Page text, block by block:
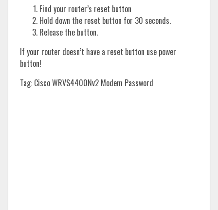
Find your router’s reset button
Hold down the reset button for 30 seconds.
Release the button.
If your router doesn’t have a reset button use power
button!
Tag: Cisco WRVS4400Nv2 Modem Password